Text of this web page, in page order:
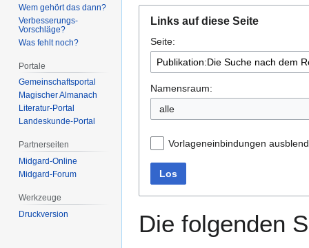
Navigation
springen
Suche
springen
Links auf diese Seite
Seite:
Namensraum:
alle
Vorlageneinbindungen
Los
Die folgenden
Wem gehört das dann?
Verbesserungs-
Vorschläge?
Was fehlt noch?
Portale
Gemeinschafts­portal
Magischer Almanach
Literatur-Portal
Landeskunde-Portal
Partnerseiten
Midgard-Online
Midgard-Forum
Werkzeuge
Druckversion